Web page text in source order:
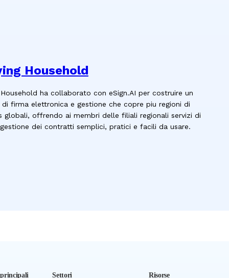
Household
ha collaborato con eSign.AI per costruire un
di firma elettronica e gestione che copre piu regioni di
globali, offrendo ai membri delle filiali regionali servizi di
dei contratti semplici, pratici e facili da usare.
Settori Risorse